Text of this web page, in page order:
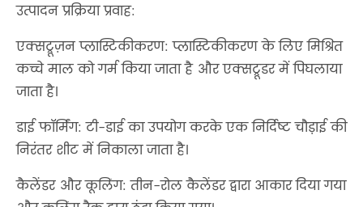
उत्पादन प्रक्रिया प्रवाह:
एक्सट्रूज़न प्लास्टिकीकरण: प्लास्टिकीकरण के लिए मिश्रित
कच्चे माल को गर्म किया जाता है और एक्सट्रूडर में पिघलाया
जाता है।
डाई फॉर्मिंग: टी-डाई का उपयोग करके एक निर्दिष्ट चौड़ाई की
निरंतर शीट में निकाला जाता है।
कैलेंडर और कूलिंग: तीन-रोल कैलेंडर द्वारा आकार दिया गया